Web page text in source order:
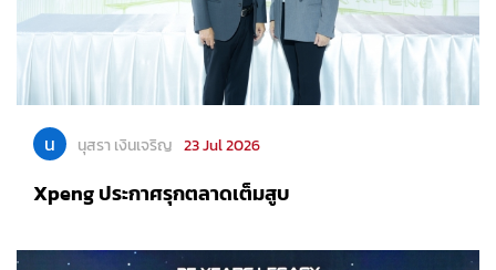
น นุสรา เงินเจริญ 23 Jul 2026
Xpeng ประกาศรุกตลาดเต็มสูบ